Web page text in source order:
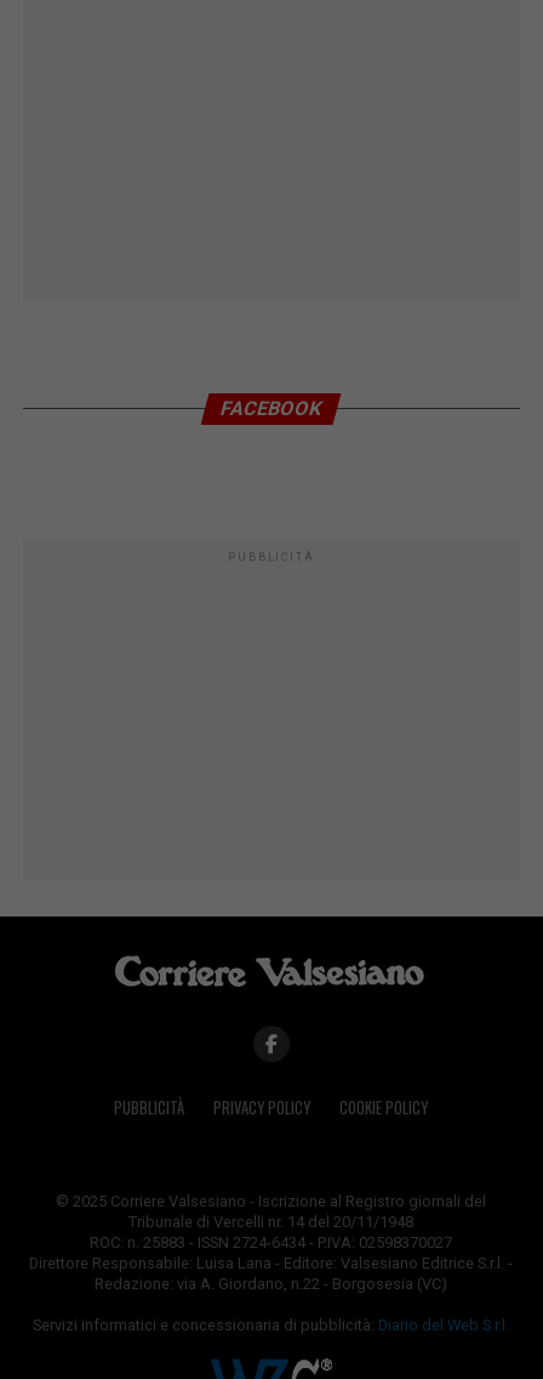
FACEBOOK
PUBBLICITÀ
PUBBLICITÀ PRIVACY POLICY COOKIE POLICY
© 2025 Corriere Valsesiano - Iscrizione al Registro giornali del
Tribunale di Vercelli nr. 14 del 20/11/1948
ROC: n. 25883 - ISSN 2724-6434 - P.IVA: 02598370027
Direttore Responsabile: Luisa Lana - Editore: Valsesiano Editrice S.r.l. -
Redazione: via A. Giordano, n.22 - Borgosesia (VC)
Servizi informatici e concessionaria di pubblicità: Diario del Web S.r.l.